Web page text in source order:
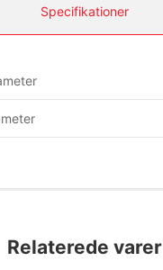
Specifikationer
Relaterede varer